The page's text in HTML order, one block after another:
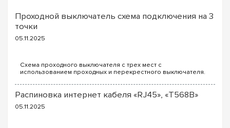
подключенных устройств при неожиданных скачках
напряжения.
Подходят для различных устройств: Электрические
бытовые удлинители могут использоваться для
кухонной техники.
Стандартные удлинители: Обычные удлинители с
несколькими розетками, которые подходят для широкого
Проходной выключатель схема подключения на 3
точки
05.11.2025
Схема проходного выключателя с трех мест с
использованием проходных и перекрестного выключателя.
точек потребуются следующие выключатели: ...
Распиновка интернет кабеля «RJ45», «T568B»
05.11.2025